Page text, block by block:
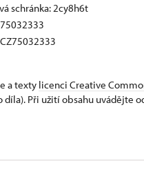
schránka: 2cy8h6t​
a texty licenci Creative
Při užití obsahu uvádějte